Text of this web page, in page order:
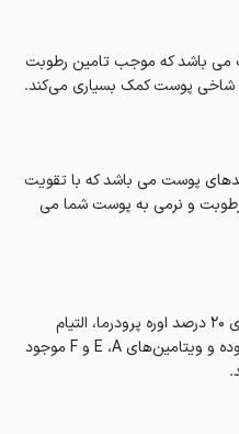
می باشد که موجب تامین رطوبت
شاخی پوست کمک بسیاری می‌کند.
پوست می باشد که با تقویت
و نرمی به پوست شما می
موجود در لوسیون بدن حاوی 20 درصد اوره پرودرما، التیام
دهندگی منحصر به فردی را ایجاد نموده و ویتامین‌های E ،A و F موجود